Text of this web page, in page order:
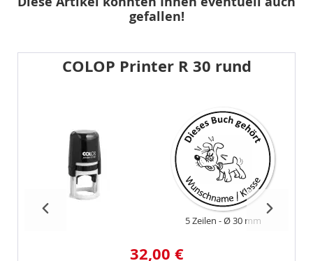
gefallen!
COLOP Printer R 30 rund
5 Zeilen Ø 30 mm
32,00 €